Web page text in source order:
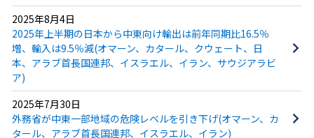
2025年8月4日
2025年上半期の日本から中東向け輸出は前年同期比16.5％
増、輸入は9.5％減(オマーン、カタール、クウェート、日
本、アラブ首長国連邦、イスラエル、イラン、サウジアラビ
ア)
2025年7月30日
外務省が中東一部地域の危険レベルを引き下げ(オマーン、カ
タール、アラブ首長国連邦、イスラエル、イラン)